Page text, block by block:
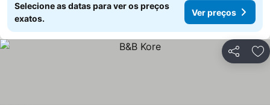
Selecione as datas para ver os preços
exatos.
Ver preços
Partilhar